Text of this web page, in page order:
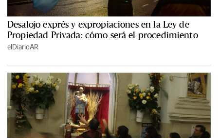
Desalojo exprés y expropiaciones en la Ley de
Propiedad Privada: cómo será el procedimiento
elDiarioAR